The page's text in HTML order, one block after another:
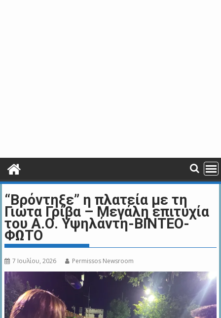
“Βρόντηξε” η πλατεία με τη
Γιώτα Γρίβα – Μεγάλη επιτυχία
του Α.Ο. Υψηλάντη-ΒΙΝΤΕΟ-
ΦΩΤΟ
7 Ιουλίου, 2026 Permissos Newsroom